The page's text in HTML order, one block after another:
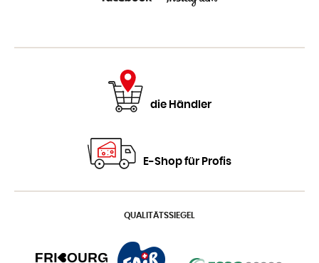
die Händler
E-Shop für Profis
QUALITÄTSSIEGEL